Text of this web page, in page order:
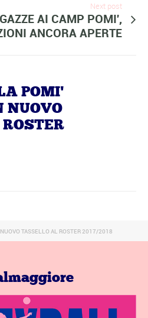
Next post
AI CAMP POMI',
ANCORA APERTE
POMI'
NUOVO
TASSELLO AL ROSTER 2017/2018